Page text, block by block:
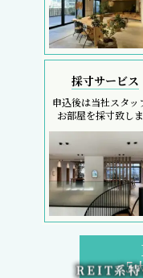
採寸サービス
申込後は当社スタッ
お部屋を採寸致し
5